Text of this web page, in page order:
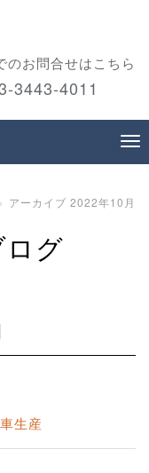
のお問合せはこちら
3443-4011
アーカイブ 2022年10月
グ
生産